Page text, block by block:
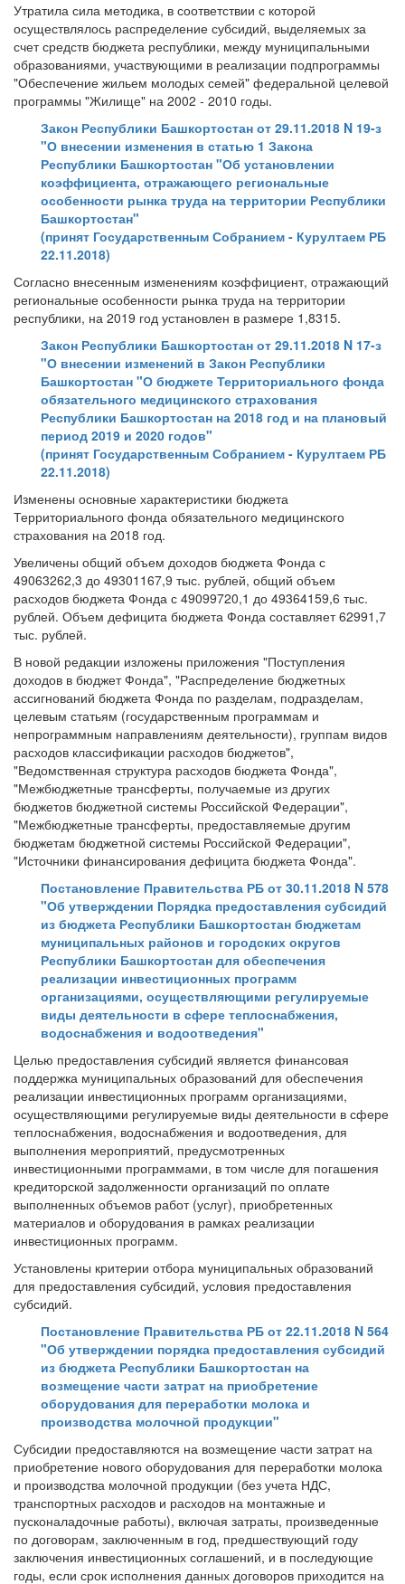
Утратила сила методика, в соответствии с которой
осуществлялось распределение субсидий, выделяемых за
счет средств бюджета республики, между муниципальными
образованиями, участвующими в реализации подпрограммы
"Обеспечение жильем молодых семей" федеральной целевой
программы "Жилище" на 2002 - 2010 годы.
Закон Республики Башкортостан от 29.11.2018 N 19-з
"О внесении изменения в статью 1 Закона
Республики Башкортостан "Об установлении
коэффициента, отражающего региональные
особенности рынка труда на территории Республики
Башкортостан"
(принят Государственным Собранием - Курултаем РБ
22.11.2018)
Согласно внесенным изменениям коэффициент, отражающий
региональные особенности рынка труда на территории
республики, на 2019 год установлен в размере 1,8315.
Закон Республики Башкортостан от 29.11.2018 N 17-з
"О внесении изменений в Закон Республики
Башкортостан "О бюджете Территориального фонда
обязательного медицинского страхования
Республики Башкортостан на 2018 год и на плановый
период 2019 и 2020 годов"
(принят Государственным Собранием - Курултаем РБ
22.11.2018)
Изменены основные характеристики бюджета
Территориального фонда обязательного медицинского
страхования на 2018 год.
Увеличены общий объем доходов бюджета Фонда с
49063262,3 до 49301167,9 тыс. рублей, общий объем
расходов бюджета Фонда с 49099720,1 до 49364159,6 тыс.
рублей. Объем дефицита бюджета Фонда составляет 62991,7
тыс. рублей.
В новой редакции изложены приложения "Поступления
доходов в бюджет Фонда", "Распределение бюджетных
ассигнований бюджета Фонда по разделам, подразделам,
целевым статьям (государственным программам и
непрограммным направлениям деятельности), группам видов
расходов классификации расходов бюджетов",
"Ведомственная структура расходов бюджета Фонда",
"Межбюджетные трансферты, получаемые из других
бюджетов бюджетной системы Российской Федерации",
"Межбюджетные трансферты, предоставляемые другим
бюджетам бюджетной системы Российской Федерации",
"Источники финансирования дефицита бюджета Фонда".
Постановление Правительства РБ от 30.11.2018 N 578
"Об утверждении Порядка предоставления субсидий
из бюджета Республики Башкортостан бюджетам
муниципальных районов и городских округов
Республики Башкортостан для обеспечения
реализации инвестиционных программ
организациями, осуществляющими регулируемые
виды деятельности в сфере теплоснабжения,
водоснабжения и водоотведения"
Целью предоставления субсидий является финансовая
поддержка муниципальных образований для обеспечения
реализации инвестиционных программ организациями,
осуществляющими регулируемые виды деятельности в сфере
теплоснабжения, водоснабжения и водоотведения, для
выполнения мероприятий, предусмотренных
инвестиционными программами, в том числе для погашения
кредиторской задолженности организаций по оплате
выполненных объемов работ (услуг), приобретенных
материалов и оборудования в рамках реализации
инвестиционных программ.
Установлены критерии отбора муниципальных образований
для предоставления субсидий, условия предоставления
субсидий.
Постановление Правительства РБ от 22.11.2018 N 564
"Об утверждении порядка предоставления субсидий
из бюджета Республики Башкортостан на
возмещение части затрат на приобретение
оборудования для переработки молока и
производства молочной продукции"
Субсидии предоставляются на возмещение части затрат на
приобретение нового оборудования для переработки молока
и производства молочной продукции (без учета НДС,
транспортных расходов и расходов на монтажные и
пусконаладочные работы), включая затраты, произведенные
по договорам, заключенным в год, предшествующий году
заключения инвестиционных соглашений, и в последующие
годы, если срок исполнения данных договоров приходится на